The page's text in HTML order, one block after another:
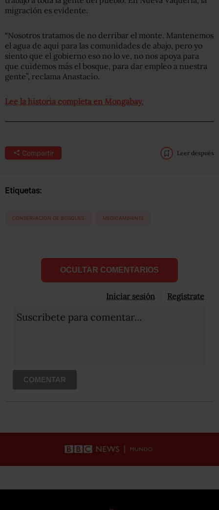
migración es evidente.
“Nosotros tratamos de no derribar el monte. Mantenemos
el agua de aquí para las comunidades de abajo, pero yo
siento que el gobierno eso no lo ve, no nos apoya para
que cuidemos más el bosque, para dar empleo a nuestra
gente”, reclama Anastacio.
Lee la historia completa en Mongabay.
Compartir Leer después
Etiquetas:
CONSERVACION DE BOSQUES MEDIOAMBIENTE
OCULTAR COMENTARIOS
Iniciar sesión Registrate
Suscribete para comentar...
COMENTAR